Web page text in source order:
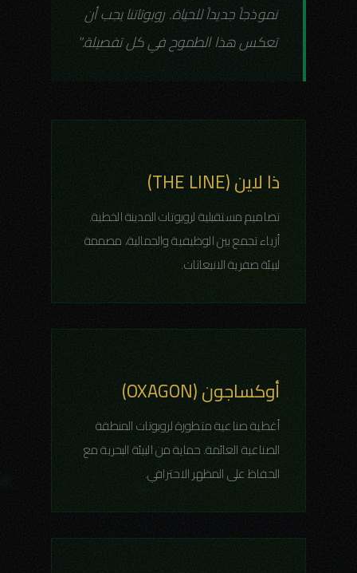
نموذجاً جديداً للحياة. روبوتاتنا يجب أن
تعكس هذا الطموح في كل تفصيلة."
ذا لاين (THE LINE)
تصاميم مستقبلية لروبوتات المدينة الخطية.
أزياء تجمع بين الوظيفية والجمالية، مصممة
لبيئة صفرية الانبعاثات.
أوكساجون (OXAGON)
أغطية صناعية متطورة لروبوتات المنطقة
الصناعية العائمة. حماية من البيئة البحرية مع
الحفاظ على المظهر الاحترافي.